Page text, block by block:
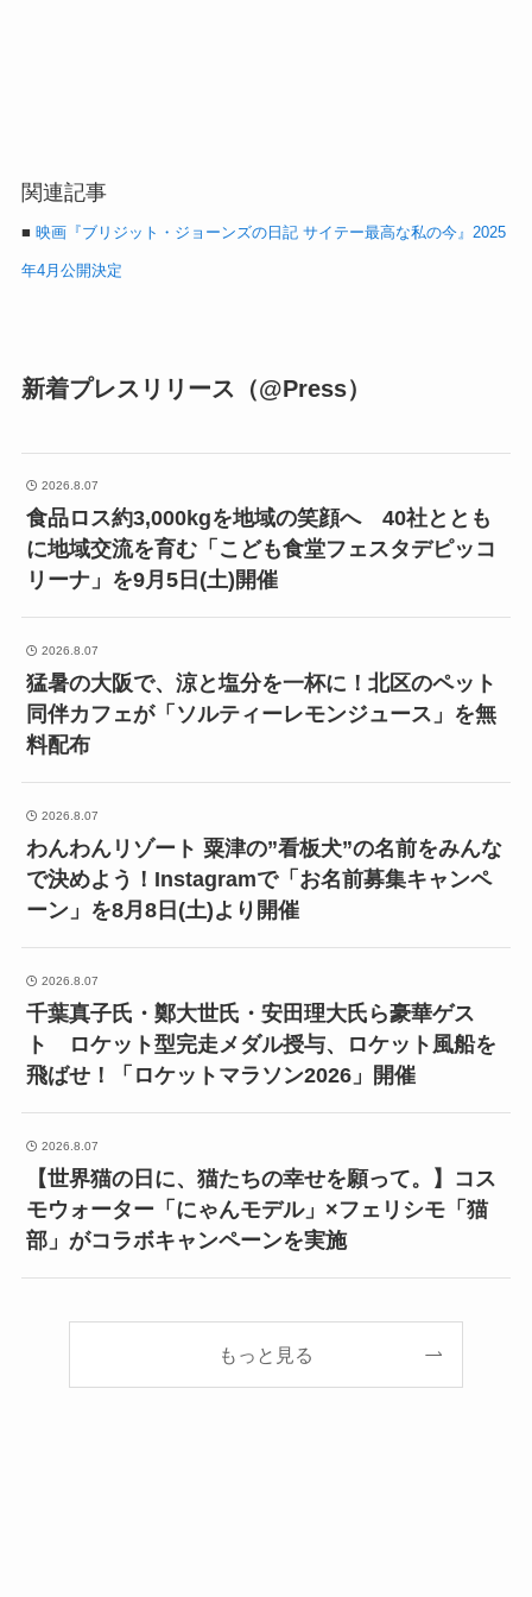
関連記事
■ 映画『ブリジット・ジョーンズの日記 サイテー最高な私の今』2025
年4月公開決定
新着プレスリリース（@Press）
2026.8.07
食品ロス約3,000kgを地域の笑顔へ 40社ととも
に地域交流を育む「こども食堂フェスタデピッコ
リーナ」を9月5日(土)開催
2026.8.07
猛暑の大阪で、涼と塩分を一杯に！北区のペット
同伴カフェが「ソルティーレモンジュース」を無
料配布
2026.8.07
わんわんリゾート 粟津の”看板犬”の名前をみんな
で決めよう！Instagramで「お名前募集キャンペ
ーン」を8月8日(土)より開催
2026.8.07
千葉真子氏・鄭大世氏・安田理大氏ら豪華ゲス
ト ロケット型完走メダル授与、ロケット風船を
飛ばせ！「ロケットマラソン2026」開催
2026.8.07
【世界猫の日に、猫たちの幸せを願って。】コス
モウォーター「にゃんモデル」×フェリシモ「猫
部」がコラボキャンペーンを実施
もっと見る